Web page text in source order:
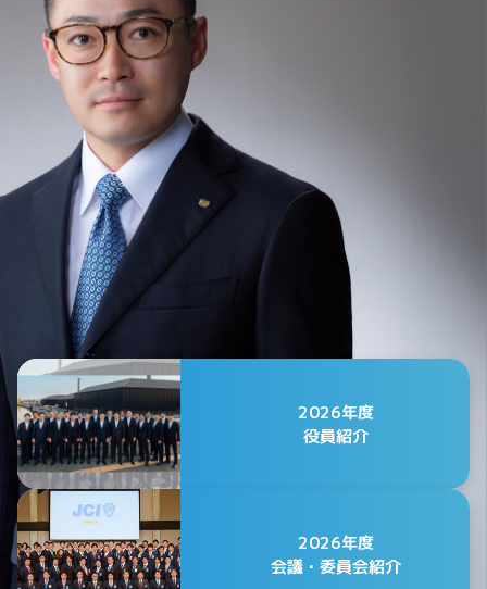
2026年度
役員紹介
2026年度
会議・委員会紹介